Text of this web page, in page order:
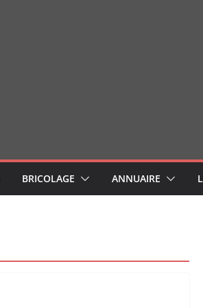
BRICOLAGE ANNUAIRE